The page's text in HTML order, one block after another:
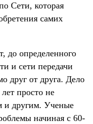
Сети, которая
самих
до определенного
и сети передачи
друг от друга. Дело
просто не
и другим. Ученые
начиная с 60-